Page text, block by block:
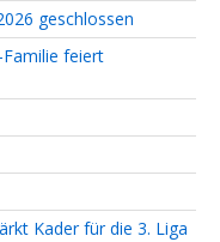
geschlossen
feiert
Kader für die 3. Liga